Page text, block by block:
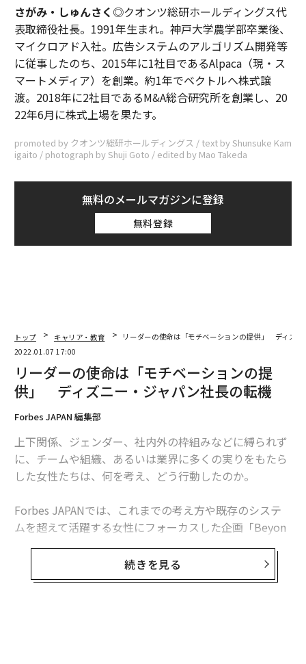
さがみ・しゅんさく ◎クオンツ総研ホールディングス代
表取締役社長。1991年生まれ。神戸大学農学部卒業後、
マイクロアド入社。広告システムのアルゴリズム開発等
に従事したのち、2015年に1社目であるAlpaca（現・ス
マートメディア）を創業。約1年でベクトルへ株式譲
渡。2018年に2社目であるM&A総合研究所を創業し、20
22年6月に株式上場を果たす。
promoted by クオンツ総研ホールディングス / text by Shunsuke Kam
igaito / photograph by Shuji Goto / edited by Mao Takeda
無料のメールマガジンに登録
無料登録
トップ キャリア・教育
リーダーの使命は「モチベーションの提供」 ディズニ
2022.01.07 17:00
リーダーの使命は「モチベーションの提
供」 ディズニー・ジャパン社長の転機
Forbes JAPAN 編集部
上下関係、ジェンダー、社内外の枠組みなどに縛られず
に、チームや組織、あるいは業界に多くの実りをもたら
した女性たちは、何を考え、どう行動したのか。
Forbes JAPANでは、これまでの考え方や既存のシステ
ムを超えて活躍する女性にフォーカスした企画「Beyon
d Systems」を始動。翻訳コンテンツを含めたインタビ
ュー記事を連載していく。続きを見る